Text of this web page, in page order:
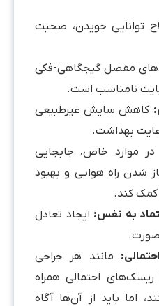
توانایی جویدن، صحبت
مفصل گیجگاهی-فکی
کاهش سایش غیرطبیعی
بهداشت.
در موارد خاص، جابجایی
شدن راه هوایی و بهبود
کمک کند.
به نفس: ایجاد تعادل
صورت.
مانند هر جراحی
احتمالی همراه
اما باید از آن‌ها آگاه